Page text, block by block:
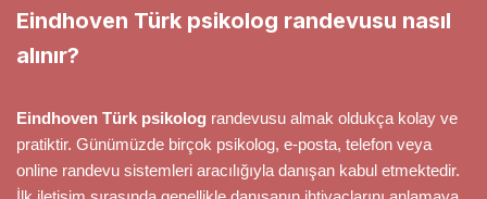
Eindhoven Türk psikolog randevusu nasıl
alınır?
Eindhoven Türk psikolog randevusu almak oldukça kolay ve
pratiktir. Günümüzde birçok psikolog, e-posta, telefon veya
online randevu sistemleri aracılığıyla danışan kabul etmektedir.